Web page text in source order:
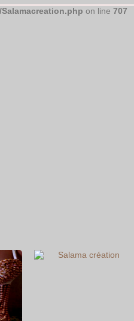
on line 707